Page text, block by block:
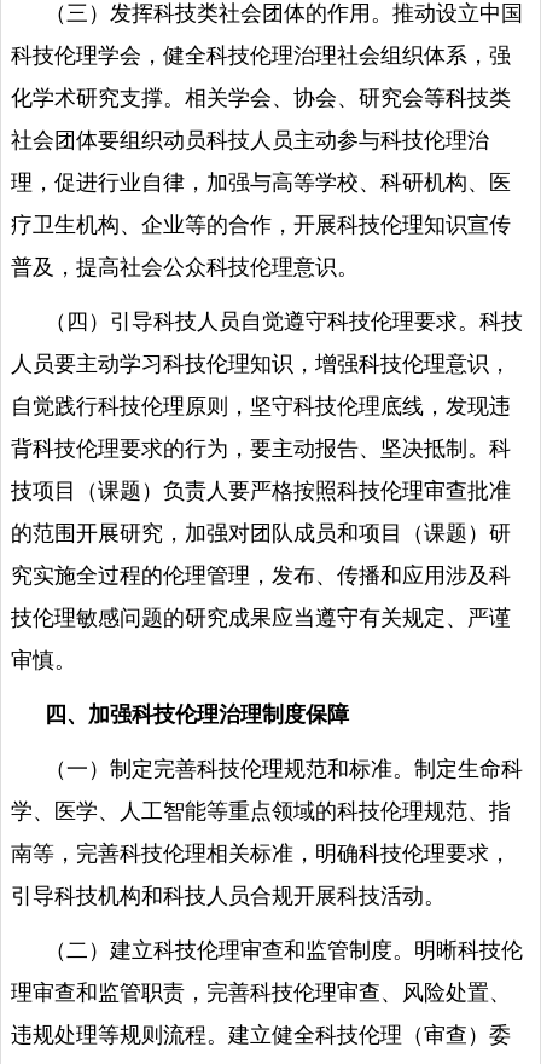
（三）发挥科技类社会团体的作用。推动设立中国
科技伦理学会，健全科技伦理治理社会组织体系，强
化学术研究支撑。相关学会、协会、研究会等科技类
社会团体要组织动员科技人员主动参与科技伦理治
理，促进行业自律，加强与高等学校、科研机构、医
疗卫生机构、企业等的合作，开展科技伦理知识宣传
普及，提高社会公众科技伦理意识。
（四）引导科技人员自觉遵守科技伦理要求。科技
人员要主动学习科技伦理知识，增强科技伦理意识，
自觉践行科技伦理原则，坚守科技伦理底线，发现违
背科技伦理要求的行为，要主动报告、坚决抵制。科
技项目（课题）负责人要严格按照科技伦理审查批准
的范围开展研究，加强对团队成员和项目（课题）研
究实施全过程的伦理管理，发布、传播和应用涉及科
技伦理敏感问题的研究成果应当遵守有关规定、严谨
审慎。
四、加强科技伦理治理制度保障
（一）制定完善科技伦理规范和标准。制定生命科
学、医学、人工智能等重点领域的科技伦理规范、指
南等，完善科技伦理相关标准，明确科技伦理要求，
引导科技机构和科技人员合规开展科技活动。
（二）建立科技伦理审查和监管制度。明晰科技伦
理审查和监管职责，完善科技伦理审查、风险处置、
违规处理等规则流程。建立健全科技伦理（审查）委